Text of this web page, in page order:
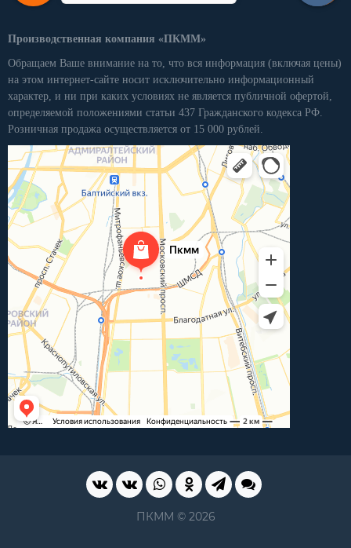
Производственная компания «ПКММ»
Обращаем Ваше внимание на то, что вся информация (включая цены)
на этом интернет-сайте носит исключительно информационный
характер, и ни при каких условиях не является публичной офертой,
определяемой положениями статьи 437 Гражданского кодекса РФ.
Розничная продажа осуществляется от 15 000 рублей.
ПКММ © 2026